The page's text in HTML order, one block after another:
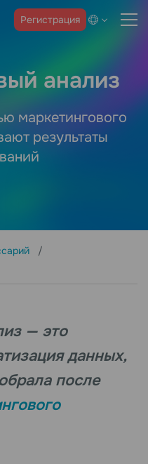
Регистрация
анализ
маркетингового
результаты
— это
данных,
после